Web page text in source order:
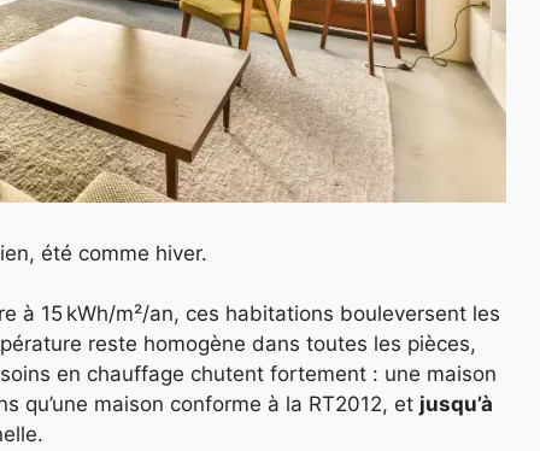
été comme hiver.
à 15 kWh/m²/an, ces habitations bouleversent les
reste homogène dans toutes les pièces,
en chauffage chutent fortement : une maison
qu’une maison conforme à la RT2012, et jusqu’à